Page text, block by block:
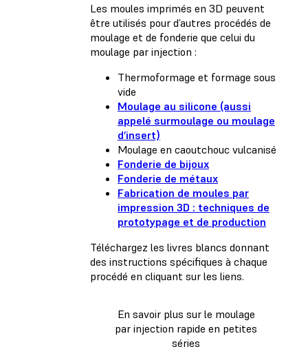
Les moules imprimés en 3D peuvent
être utilisés pour d’autres procédés de
moulage et de fonderie que celui du
moulage par injection :
Thermoformage et formage sous
vide
Moulage au silicone (aussi
appelé surmoulage ou moulage
d’insert)
Moulage en caoutchouc vulcanisé
Fonderie de bijoux
Fonderie de métaux
Fabrication de moules par
impression 3D : techniques de
prototypage et de production
Téléchargez les livres blancs donnant
des instructions spécifiques à chaque
procédé en cliquant sur les liens.
En savoir plus sur le moulage
par injection rapide en petites
séries